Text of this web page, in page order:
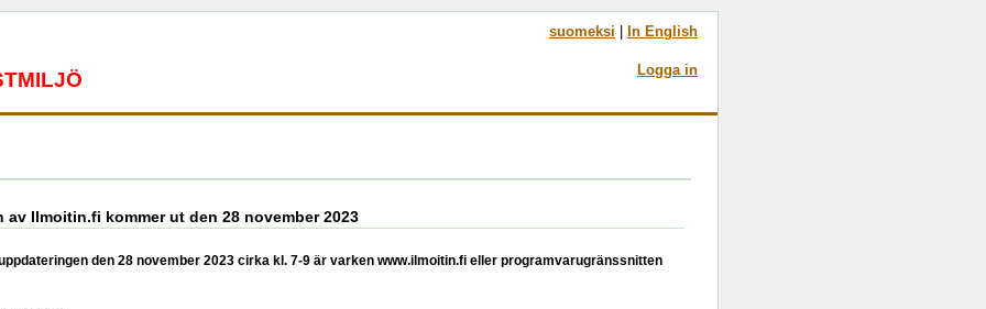
suomeksi In English
Logga in
av Ilmoitin.fi kommer ut den 28 november 2023
den 28 november 2023 cirka kl. 7-9 är varken www.ilmoitin.fi eller programvarugränssnitten